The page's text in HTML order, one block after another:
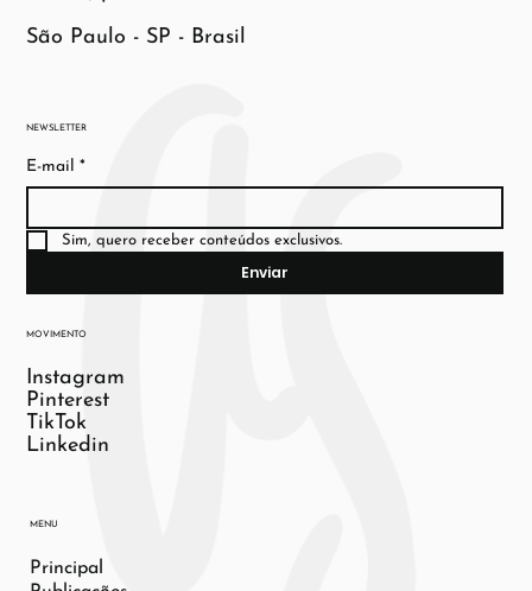
NEWSLETTER
E-mail *
Sim, quero receber conteúdos exclusivos.
Enviar
MOVIMENTO
Instagram
Pinterest
TikTok
Linkedin
MENU
Principal
São Paulo - SP - Brasil